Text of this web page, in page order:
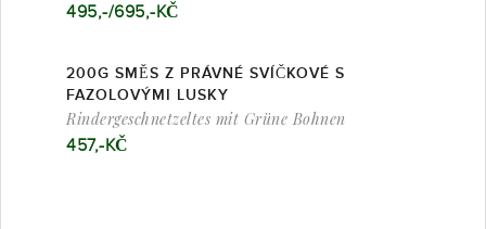
495,-/695,-KČ
200G SMĚS Z PRÁVNÉ SVÍČKOVÉ S
FAZOLOVÝMI LUSKY
Rindergeschnetzeltes mit Grüne Bohnen
457,-KČ